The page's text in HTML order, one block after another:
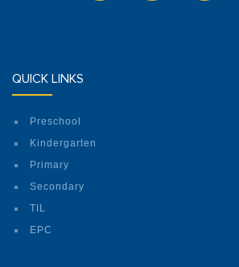
QUICK LINKS
Preschool
Kindergarten
Primary
Secondary
TIL
EPC